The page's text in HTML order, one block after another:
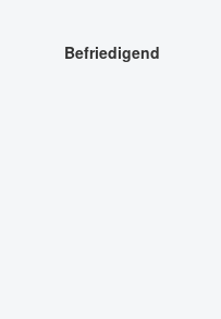
Befriedigend